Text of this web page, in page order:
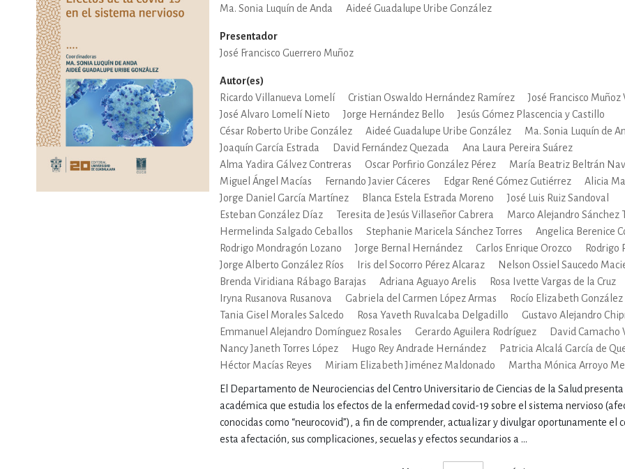
DEPORTES Y ACTIVIDADES DE OCIO AL AIRE
ECONOMÍA, FINANZAS, EMPRESA Y
ESTILOS DE VIDA, AFICIONES Y OCIO
FILOSOFÍA Y RELIGIÓN HISTORIA Y
INFANTILES, JUVENILES Y DIDÁCTICOS
MATEMÁTICAS Y CIENCIAS MEDICINA,
NOVELA GRÁFICA, LIBROS DE CÓMICS,
SALUD, RELACIONES Y DESARROLLO
Ma. Sonia Luquín de Anda
Aideé Guadalupe Uribe González
Presentador
José Francisco Guerrero Muñoz
Autor(es)
Ricardo Villanueva Lomelí
Cristian Oswaldo Hernández Ramírez
José Francisco Muñoz
José Alvaro Lomelí Nieto
Jorge Hernández Bello
Jesús Gómez Plascencia y Castillo
César Roberto Uribe González
Aideé Guadalupe Uribe González
Ma. Sonia Luquín de
Joaquín García Estrada
David Fernández Quezada
Ana Laura Pereira Suárez
Alma Yadira Gálvez Contreras
Oscar Porfirio González Pérez
María Beatriz Beltrán
Miguel Ángel Macías
Fernando Javier Cáceres Edgar René Gómez Gutiérrez
Alicia
Jorge Daniel García Martínez
Blanca Estela Estrada Moreno
José Luis Ruiz Sandoval
Esteban González Díaz
Teresita de Jesús Villaseñor Cabrera
Marco Alejandro Sánchez
Hermelinda Salgado Ceballos
Stephanie Maricela Sánchez Torres
Angelica Berenice
Rodrigo Mondragón Lozano
Jorge Bernal Hernández Carlos Enrique Orozco
Rodrigo
Jorge Alberto González Ríos
Iris del Socorro Pérez Alcaraz
Nelson Ossiel Saucedo
Brenda Viridiana Rábago Barajas
Adriana Aguayo Arelis
Rosa Ivette Vargas de la Cruz
Iryna Rusanova Rusanova
Gabriela del Carmen López Armas
Rocío Elizabeth González
Tania Gisel Morales Salcedo
Rosa Yaveth Ruvalcaba Delgadillo
Gustavo Alejandro
Emmanuel Alejandro Domínguez Rosales
Gerardo Aguilera Rodríguez
David Camacho
Nancy Janeth Torres López
Hugo Rey Andrade Hernández
Patricia Alcalá García de
Héctor Macías Reyes
Miriam Elizabeth Jiménez Maldonado Martha Mónica Arroyo
El Departamento de Neurociencias del Centro Universitario de Ciencias de la Salud
académica que estudia los efectos de la enfermedad covid-19 sobre el sistema nervioso
conocidas como “neurocovid”), a fin de comprender, actualizar y divulgar oportunamente el
esta afectación, sus complicaciones, secuelas y efectos secundarios a ...